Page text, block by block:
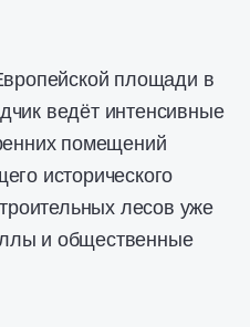
площади в
ведёт интенсивные
помещений
исторического
лесов уже
и общественные